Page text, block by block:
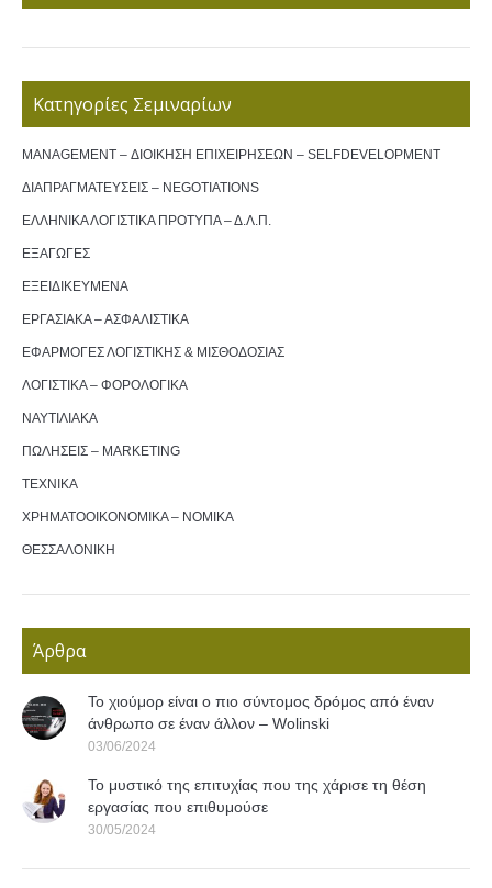
Κατηγορίες Σεμιναρίων
MANAGEMENT – ΔΙΟΙΚΗΣΗ ΕΠΙΧΕΙΡΗΣΕΩΝ – SELFDEVELOPMENT
ΔΙΑΠΡΑΓΜΑΤΕΥΣΕΙΣ – NEGOTIATIONS
ΕΛΛΗΝΙΚΑ ΛΟΓΙΣΤΙΚΑ ΠΡΟΤΥΠΑ – Δ.Λ.Π.
ΕΞΑΓΩΓΕΣ
ΕΞΕΙΔΙΚΕΥΜΕΝΑ
ΕΡΓΑΣΙΑΚΑ – ΑΣΦΑΛΙΣΤΙΚΑ
ΕΦΑΡΜΟΓΕΣ ΛΟΓΙΣΤΙΚΗΣ & ΜΙΣΘΟΔΟΣΙΑΣ
ΛΟΓΙΣΤΙΚΑ – ΦΟΡΟΛΟΓΙΚΑ
ΝΑΥΤΙΛΙΑΚΑ
ΠΩΛΗΣΕΙΣ – MARKETING
ΤΕΧΝΙΚΑ
ΧΡΗΜΑΤΟΟΙΚΟΝΟΜΙΚΑ – ΝΟΜΙΚΑ
ΘΕΣΣΑΛΟΝΙΚΗ
Άρθρα
Το χιούμορ είναι ο πιο σύντομος δρόμος από έναν
άνθρωπο σε έναν άλλον – Wolinski
03/06/2024
Το μυστικό της επιτυχίας που της χάρισε τη θέση
εργασίας που επιθυμούσε
30/05/2024